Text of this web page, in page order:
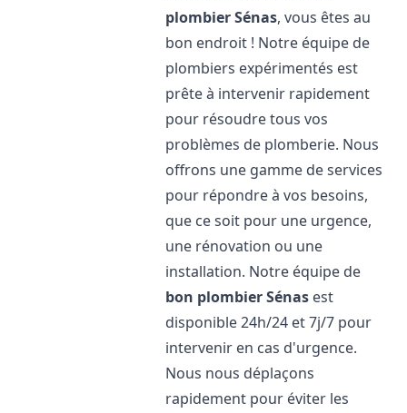
plombierSénas, vous êtes au
bon endroit ! Notre équipe de
plombiers expérimentés est
prête à intervenir rapidement
pour résoudre tous vos
problèmes de plomberie. Nous
offrons une gamme de services
pour répondre à vos besoins,
que ce soit pour une urgence,
une rénovation ou une
installation. Notre équipe de
bon plombierSénas est
disponible 24h/24 et 7j/7 pour
intervenir en cas d'urgence.
Nous nous déplaçons
rapidement pour éviter les